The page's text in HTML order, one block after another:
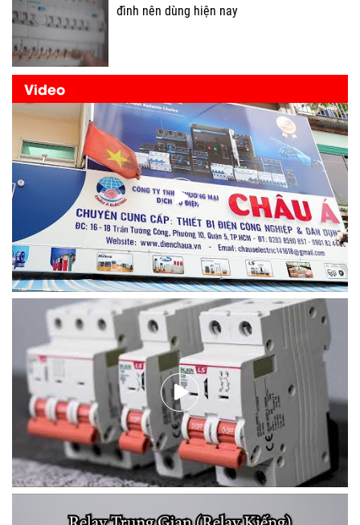
đình nên dùng hiện nay
Video